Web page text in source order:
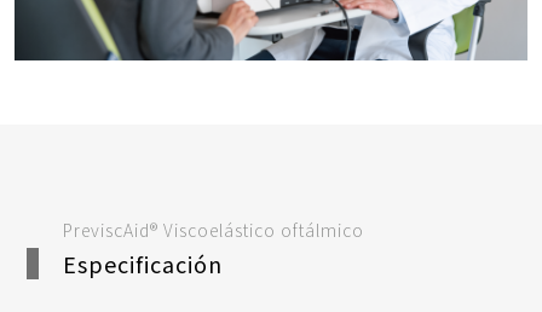
PreviscAid® Viscoelástico oftálmico
Especificación